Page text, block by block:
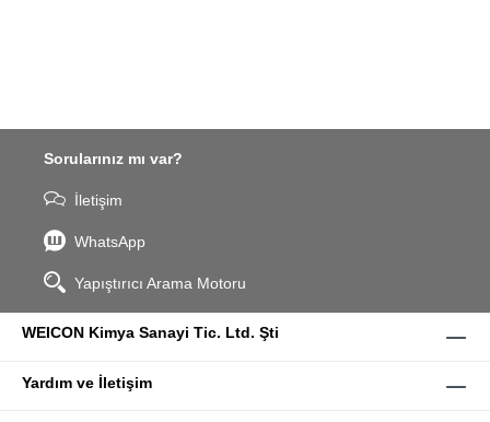
Sorularınız mı var?
İletişim
WhatsApp
Yapıştırıcı Arama Motoru
WEICON Kimya Sanayi Tic. Ltd. Şti
Yardım ve İletişim